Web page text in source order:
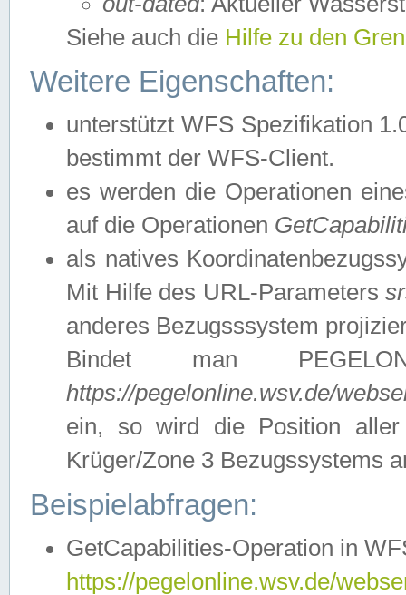
Siehe auch die Hilfe zu den
Weitere Eigenschaften:
unterstützt WFS Spezifikation
bestimmt der WFS-Client.
es werden die Operationen
auf die Operationen
als natives
Mit Hilfe des URL-Parameters
anderes Bezugsssystem
Bindet man
https://pegelonline.wsv.de/
ein, so wird die Position
Krüger/Zone 3 Bezugssystems
Beispielabfragen:
GetCapabilities-Operation in
https://pegelonline.wsv.de/